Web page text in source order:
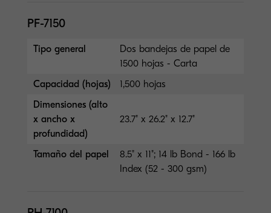
PF-7150
Tipo general
Dos bandejas de papel de
1500 hojas - Carta
Capacidad (hojas)
1,500 hojas
Dimensiones (alto
x ancho x
profundidad)
23.7" x 26.2" x 12.7"
Tamaño del papel
8.5" x 11"; 14 lb Bond - 166 lb
Index (52 - 300 gsm)